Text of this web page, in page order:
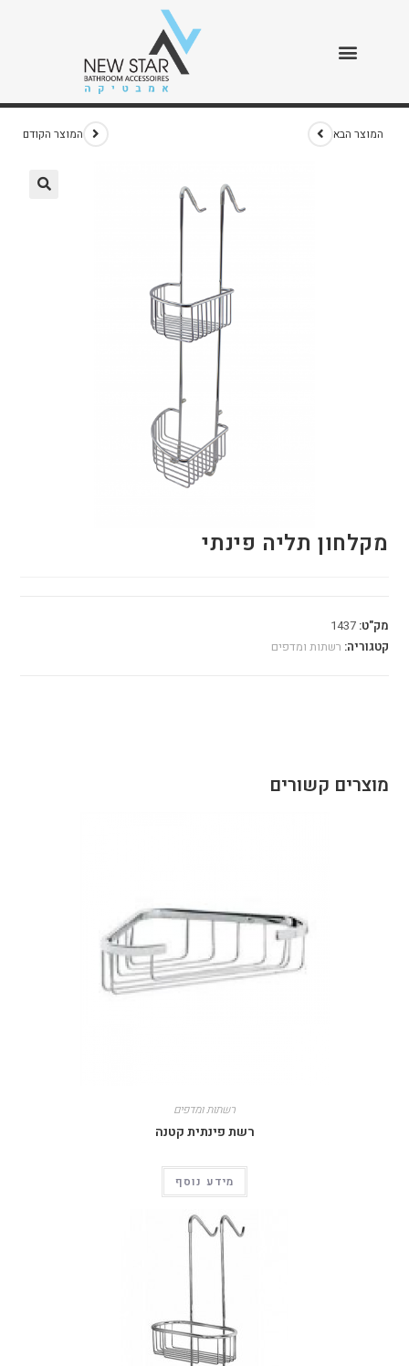
מקלחון תליה פינתי
המוצר הקודם המוצר הבא
מקלחון תליה פינתי
מק"ט:1437
קטגוריה: רשתות ומדפים
מוצרים קשורים
רשתות ומדפים
רשת פינתית קטנה
מידע נוסף